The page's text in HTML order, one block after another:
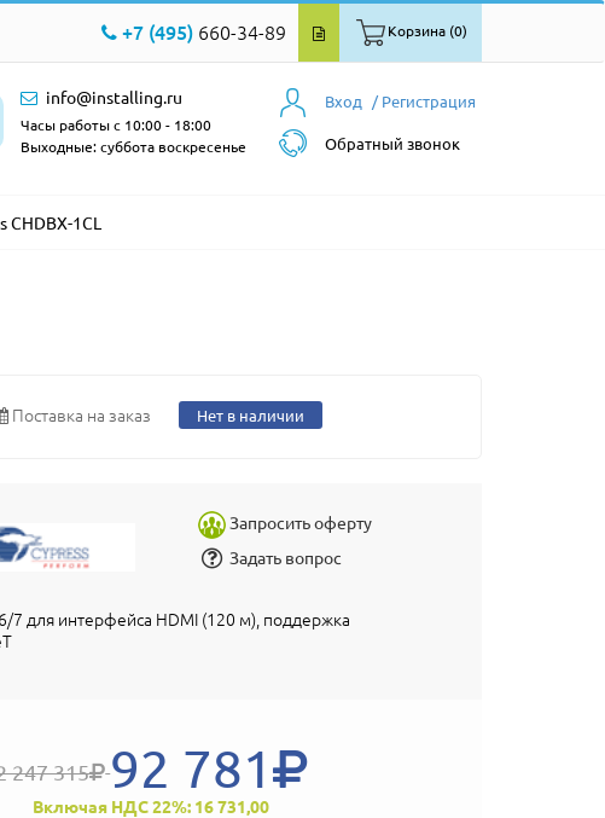
+7 (495) 660-34-89 Корзина (0)
Вход / Регистрация
Обратный звонок
info@installing.ru
Часы работы с 10:00 - 18:00
Выходные: суббота воскресенье
CHDBX-1CL
Поставка на заказ Нет в наличии
Запросить оферту
Задать вопрос
7 для интерфейса HDMI (120 м), поддержка
247 315 92 781
Включая НДС 22%: 16 731,00